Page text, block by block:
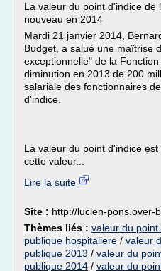
La valeur du point d'indice de
nouveau en 2014
Mardi 21 janvier 2014,
Budget, a salué une maîtrise
exceptionnelle" de la
diminution en 2013 de 200
salariale des fonctionnaires
d'indice.
La valeur du point d'indice
cette valeur...
Lire la suite
Site : http://lucien-pons.over-
Thèmes liés : valeur du point
publique hospitaliere / valeur
publique 2013 / valeur du
publique 2014 / valeur du